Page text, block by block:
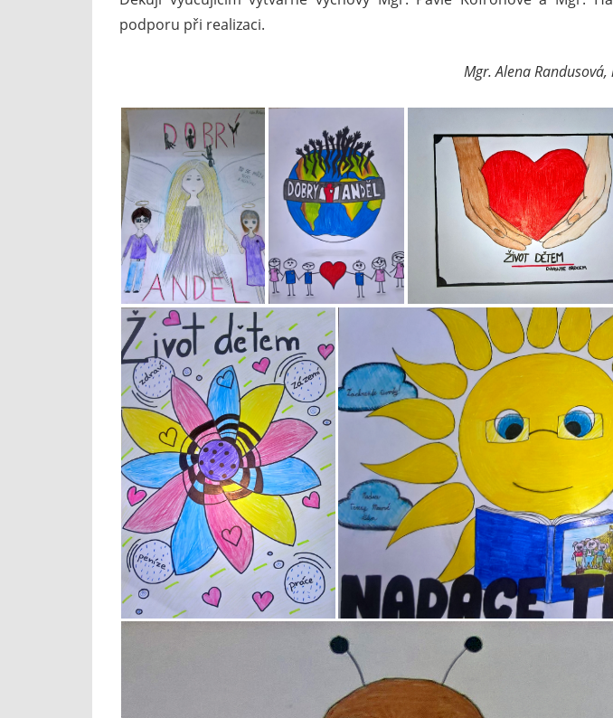
podporu při realizaci.
Mgr. Alena